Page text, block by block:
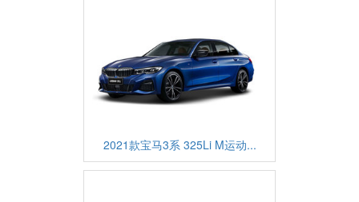
2021款宝马3系 325Li M运动...